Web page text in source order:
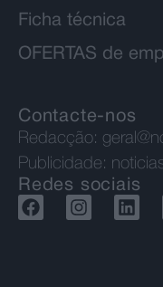
Ficha técnica
OFERTAS de
Contacte-nos
Redacção:
Publicidade:
Redes sociais